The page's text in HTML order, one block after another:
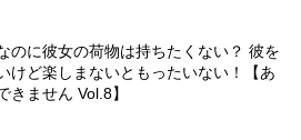
のに彼女の荷物は持ちたくない？ 彼を
けど楽しまないともったいない！【あ
きません Vol.8】